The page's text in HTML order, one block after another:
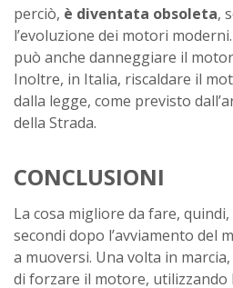
perciò, è diventata obsoleta,
l’evoluzione dei motori
può anche danneggiare il
Inoltre, in Italia, riscaldare il
dalla legge, come previsto
della Strada.
CONCLUSIONI
La cosa migliore da fare,
secondi dopo l’avviamento del
a muoversi. Una volta in
di forzare il motore, utilizzando